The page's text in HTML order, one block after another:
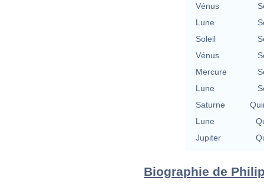
Vénus
Lune
Soleil
Vénus
Mercure
Lune
Saturne
Lune
Jupiter
Biographie de